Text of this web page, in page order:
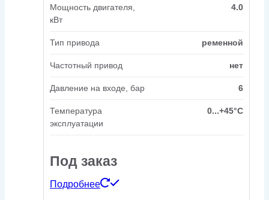
Мощность двигателя,
кВт
4.0
Тип привода ременной
Частотный привод нет
Давление на входе, бар 6
Температура
эксплуатации
0...+45°C
Под заказ
Подробнее